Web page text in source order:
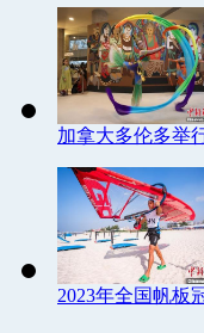
加拿大多伦多举
2023年全国帆板